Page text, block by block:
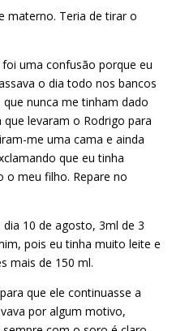
materno. Teria de tirar o
uma confusão porque eu
o dia todo nos bancos
nunca me tinham dado
levaram o Rodrigo para
me uma cama e ainda
que eu tinha
o meu filho. Repare no
10 de agosto, 3ml de 3
pois eu tinha muito leite e
mais de 150 ml.
que ele continuasse a
por algum motivo,